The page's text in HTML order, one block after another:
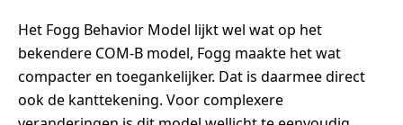
Het Fogg Behavior Model lijkt wel wat op het
bekendere COM-B model, Fogg maakte het wat
compacter en toegankelijker. Dat is daarmee direct
ook de kanttekening. Voor complexere